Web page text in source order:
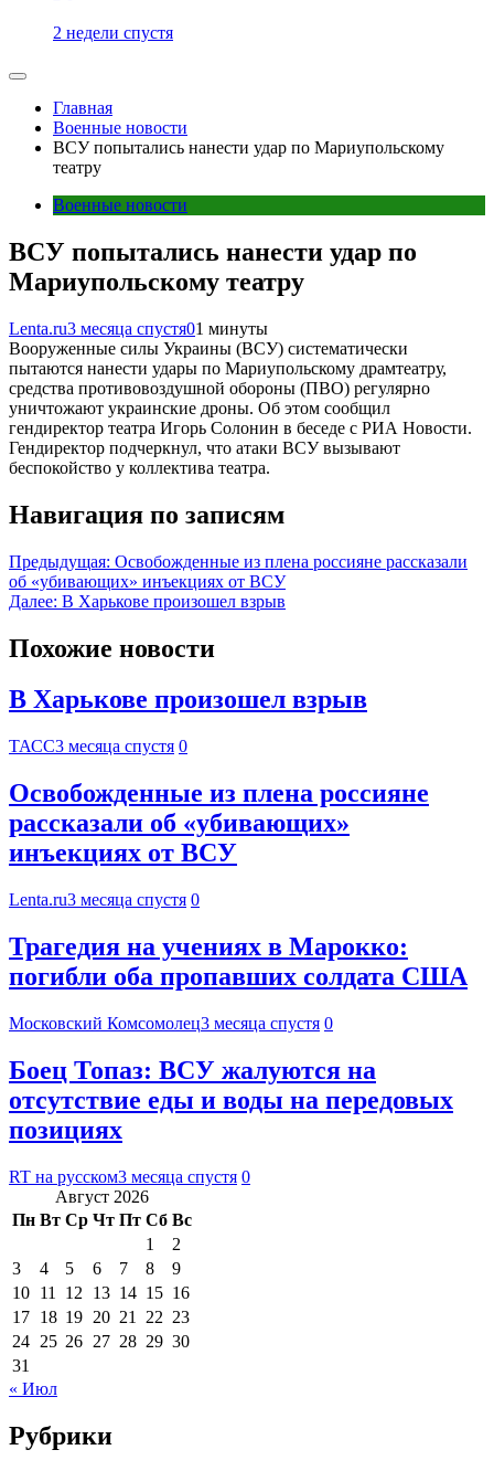
2 недели спустя
Главная
Военные новости
ВСУ попытались нанести удар по Мариупольскому
театру
Военные новости
ВСУ попытались нанести удар по
Мариупольскому театру
Lenta.ru3 месяца спустя01 минуты
Вооруженные силы Украины (ВСУ) систематически
пытаются нанести удары по Мариупольскому драмтеатру,
средства противовоздушной обороны (ПВО) регулярно
уничтожают украинские дроны. Об этом сообщил
гендиректор театра Игорь Солонин в беседе с РИА Новости.
Гендиректор подчеркнул, что атаки ВСУ вызывают
беспокойство у коллектива театра.
Навигация по записям
Предыдущая: Освобожденные из плена россияне рассказали
об «убивающих» инъекциях от ВСУ
Далее: В Харькове произошел взрыв
Похожие новости
В Харькове произошел взрыв
ТАСС3 месяца спустя 0
Освобожденные из плена россияне
рассказали об «убивающих»
инъекциях от ВСУ
Lenta.ru3 месяца спустя 0
Трагедия на учениях в Марокко:
погибли оба пропавших солдата США
Московский Комсомолец3 месяца спустя 0
Боец Топаз: ВСУ жалуются на
отсутствие еды и воды на передовых
позициях
RT на русском3 месяца спустя 0
Август 2026
Пн Вт Ср Чт Пт Сб Вс
1
2
3
4 5 6 7 8
9
10 11 12 13 14 15 16
17 18 19 20 21 22 23
24 25 26 27 28 29 30
31
« Июл
Рубрики